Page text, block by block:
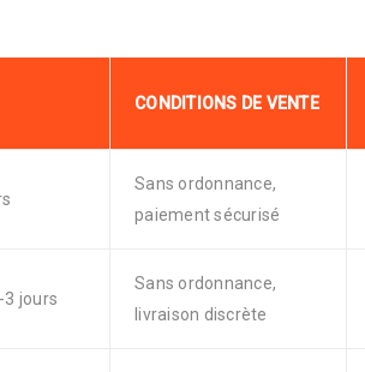
CONDITIONS DE VENTE
Sans ordonnance,
paiement sécurisé
3 jours
Sans ordonnance,
livraison discrète